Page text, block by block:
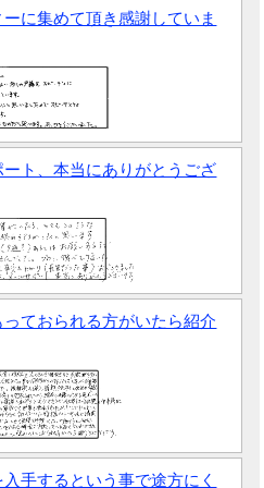
に集めて頂き感謝していま
ト、本当にありがとうござ
ておられる方がいたら紹介
手するという事で途方にく